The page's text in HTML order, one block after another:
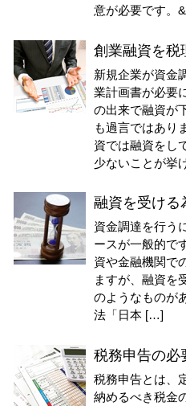
意が必要です。
創業融資を税
新規企業が資金
業計画書が必要
の出来で融資が
も過言ではあり
資では融資をし
少ないことが挙
融資を受ける
資金調達を行う
ースが一般的で
資や金融機関で
ますが、融資を
のようなものが
法「日本 […]
税務申告の必
税務申告とは、
納めるべき税金